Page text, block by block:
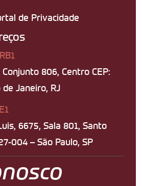
de Privacidade
Conjunto 806, Centro CEP:
Janeiro, RJ
6675, Sala 801, Santo
004 – São Paulo, SP